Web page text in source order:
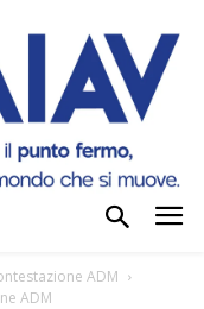
ADM
ADM